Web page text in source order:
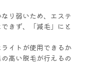
り弱いため、エステ
きず、「減毛」にと
イトが使用できるか
高い脱毛が行えるの